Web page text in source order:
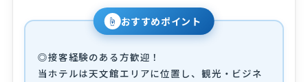
☝ おすすめポイント
◎接客経験のある方歓迎！
当ホテルは天文館エリアに位置し、観光・ビジネ